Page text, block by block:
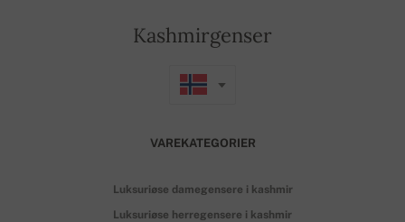
Kashmirgenser
VAREKATEGORIER
Luksuriøse damegensere i kashmir
Luksuriøse herregensere i kashmir